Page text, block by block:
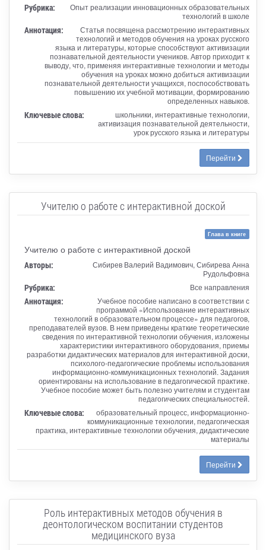
Рубрика:
Опыт реализации инновационных образовательных
технологий в школе
Аннотация:
Статья посвящена рассмотрению интерактивных
технологий и методов обучения на уроках русского
языка и литературы, которые способствуют активизации
познавательной деятельности учеников. Автор приходит к
выводу, что, применяя интерактивные технологии и методы
обучения на уроках можно добиться активизации
познавательной деятельности учащихся, поспособствовать
повышению их учебной мотивации, формированию
определенных навыков.
Ключевые слова:
школьники, интерактивные технологии,
активизация познавательной деятельности,
урок русского языка и литературы
Перейти
Учителю о работе с интерактивной доской
Глава в книге
Учителю о работе с интерактивной доской
Авторы:
Сибирев Валерий Вадимович, Сибирева Анна
Рудольфовна
Рубрика: Все направления
Аннотация:
Учебное пособие написано в соответствии с
программой «Использование интерактивных
технологий в образовательном процессе» для педагогов,
преподавателей вузов. В нем приведены краткие теоретические
сведения по интерактивной технологии обучения, изложены
характеристики интерактивного оборудования, приемы
разработки дидактических материалов для интерактивной доски,
психолого-педагогические проблемы использования
информационно-коммуникационных технологий. Задания
ориентированы на использование в педагогической практике.
Учебное пособие может быть полезно учителям и студентам
педагогических специальностей.
Ключевые слова:
образовательный процесс, информационно-
коммуникационные технологии, педагогическая
практика, интерактивные технологии обучения, дидактические
материалы
Перейти
Роль интерактивных методов обучения в
деонтологическом воспитании студентов
медицинского вуза